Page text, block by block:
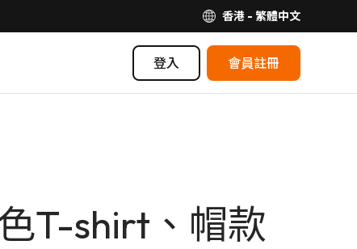
香港 - 繁體中文
登入 會員註冊
T-shirt、帽款